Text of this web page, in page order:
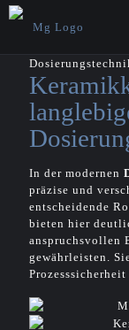
In der modernen
präzise und
entscheidende
bieten hier
anspruchsvollen
gewährleisten.